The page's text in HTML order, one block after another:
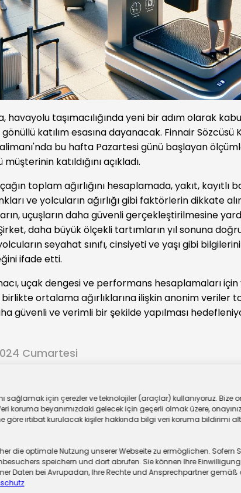
havayolu taşımacılığında yeni bir adım olarak
katılım esasına dayanacak. Finnair Sözcüsü
bu hafta Pazartesi günü başlayan
katıldığını açıkladı.
toplam ağırlığını hesaplamada, yakıt, kayıtlı
ve yolcuların ağırlığı gibi faktörlerin dikkate
uçuşların daha güvenli gerçekleştirilmesine
daha büyük ölçekli tartımların yıl sonuna
seyahat sınıfı, cinsiyeti ve yaşı gibi
ifade etti.
uçak dengesi ve performans hesaplamaları için
ortalama ağırlıklarına ilişkin anonim veriler
güvenli ve verimli bir şekilde yapılması
Cumartesi
sağlamak için çerezler ve teknolojiler (araçlar) kullanıyoruz.
beyanımızdaki gelecek için geçerli olmak üzere,
göre irtibat kurulacak kişiler hakkında bilgi veri koruma bildirimi
die optimale Nutzung unserer Webseite zu ermöglichen. Sofern
speichern und dort abrufen. Sie können Ihre
Daten bei Avrupadan, Ihre Rechte und Ansprechpartner